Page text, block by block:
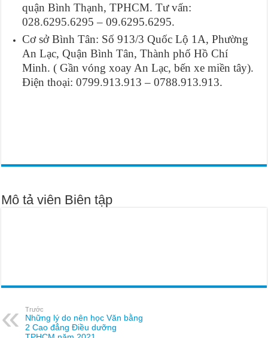
quận Bình Thạnh, TPHCM. Tư vấn:
028.6295.6295 – 09.6295.6295.
Cơ sở Bình Tân: Số 913/3 Quốc Lộ 1A, Phường
An Lạc, Quận Bình Tân, Thành phố Hồ Chí
Minh. ( Gần vóng xoay An Lạc, bến xe miền tây).
Điện thoại: 0799.913.913 – 0788.913.913.
Mô tả viên Biên tập
Trước
Những lý do nên học Văn bằng
2 Cao đẳng Điều dưỡng